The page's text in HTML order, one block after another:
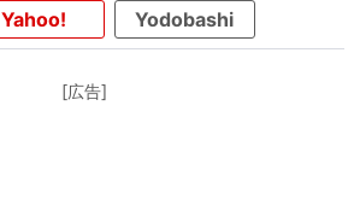
Yahoo!
Yodobashi
[広告]